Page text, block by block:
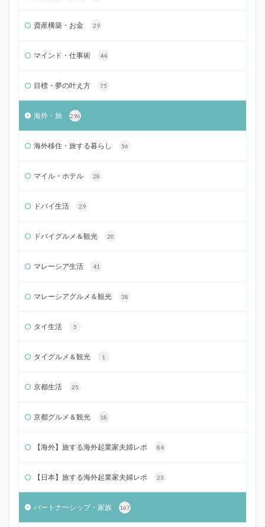
資産構築・お金 29
マインド・仕事術 44
目標・夢の叶え方 75
海外・旅 296
海外移住・旅する暮らし 56
マイル・ホテル 28
ドバイ生活 29
ドバイグルメ＆観光 20
マレーシア生活 41
マレーシアグルメ＆観光 38
タイ生活 5
タイグルメ＆観光 1
京都生活 25
京都グルメ＆観光 18
【海外】旅する海外起業家夫婦レポ 84
【日本】旅する海外起業家夫婦レポ 23
パートナーシップ・家族 167